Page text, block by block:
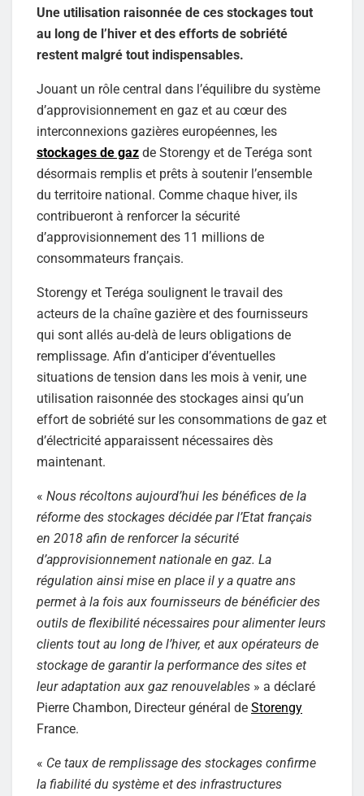
Une utilisation raisonnée de ces stockages tout
au long de l’hiver et des efforts de sobriété
restent malgré tout indispensables.
Jouant un rôle central dans l’équilibre du système
d’approvisionnement en gaz et au cœur des
interconnexions gazières européennes, les
stockages de gaz de Storengy et de Teréga sont
désormais remplis et prêts à soutenir l’ensemble
du territoire national. Comme chaque hiver, ils
contribueront à renforcer la sécurité
d’approvisionnement des 11 millions de
consommateurs français.
Storengy et Teréga soulignent le travail des
acteurs de la chaîne gazière et des fournisseurs
qui sont allés au-delà de leurs obligations de
remplissage. Afin d’anticiper d’éventuelles
situations de tension dans les mois à venir, une
utilisation raisonnée des stockages ainsi qu’un
effort de sobriété sur les consommations de gaz et
d’électricité apparaissent nécessaires dès
maintenant.
« Nous récoltons aujourd’hui les bénéfices de la
réforme des stockages décidée par l’Etat français
en 2018 afin de renforcer la sécurité
d’approvisionnement nationale en gaz. La
régulation ainsi mise en place il y a quatre ans
permet à la fois aux fournisseurs de bénéficier des
outils de flexibilité nécessaires pour alimenter leurs
clients tout au long de l’hiver, et aux opérateurs de
stockage de garantir la performance des sites et
leur adaptation aux gaz renouvelables » a déclaré
Pierre Chambon, Directeur général de Storengy
France.
« Ce taux de remplissage des stockages confirme
la fiabilité du système et des infrastructures